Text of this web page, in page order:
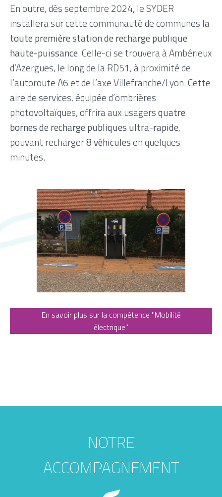
En outre, dès septembre 2024, le SYDER
installera sur cette communauté de communes la
toute première station de recharge publique
haute-puissance. Celle-ci se trouvera à Ambérieux
d’Azergues, le long de la RD51, à proximité de
l’autoroute A6 et de l’axe Villefranche/Lyon. Cette
aire de services, équipée d’ombrières
photovoltaïques, offrira aux usagersquatre
bornes de rechargepubliques ultra-rapide,
pouvant recharger8 véhiculesen quelques
minutes.
En savoir plus sur la compétence "Mobilité
électrique"
NOTRE
ACCOMPAGNEMENT